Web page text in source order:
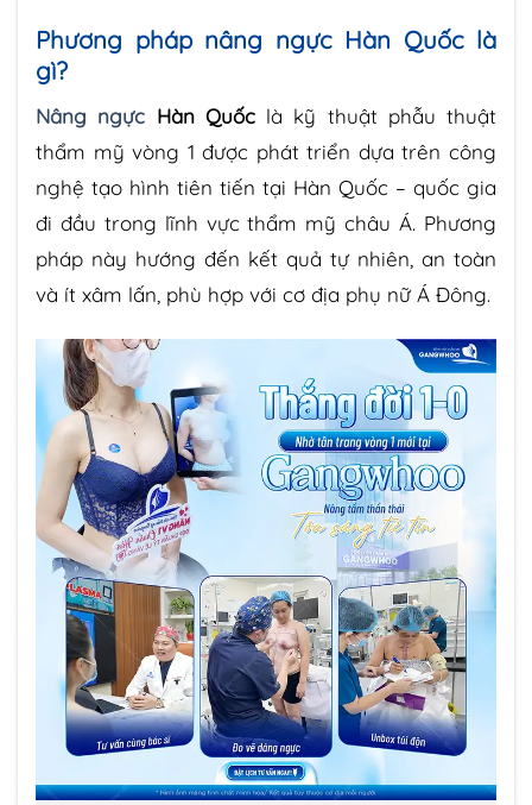
Phương pháp nâng ngực Hàn Quốc là
gì?
Nâng ngực Hàn Quốclà kỹ thuật phẫu thuật
thẩm mỹ vòng 1 được phát triển dựa trên công
nghệ tạo hình tiên tiến tại Hàn Quốc – quốc gia
đi đầu trong lĩnh vực thẩm mỹ châu Á. Phương
pháp này hướng đến kết quả tự nhiên, an toàn
và ít xâm lấn, phù hợp với cơ địa phụ nữ Á Đông.